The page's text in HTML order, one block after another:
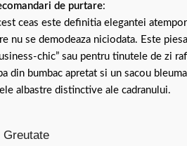
de purtare:
ceas este definitia elegantei
nu se demodeaza niciodata. Este
chic” sau pentru tinutele de zi
din bumbac apretat si un sacou
albastre distinctive ale cadranului.
Greutate